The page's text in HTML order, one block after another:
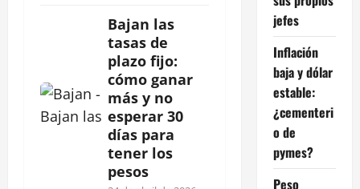
Bajan las
tasas de
plazo fijo:
cómo ganar
más y no
esperar 30
días para
tener los
pesos
jefes
Inflación
baja y dólar
estable:
¿cementeri
o de
pymes?
Peso